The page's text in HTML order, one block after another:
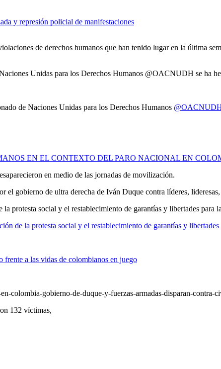
y represión policial de manifestaciones
de derechos humanos que han tenido lugar en la última
Unidas para los Derechos Humanos @OACNUDH se ha
de Naciones Unidas para los Derechos Humanos
EN EL CONTEXTO DEL PARO NACIONAL EN
en medio de las jornadas de movilización.
gobierno de ultra derecha de Iván Duque contra líderes,
protesta social y el restablecimiento de garantías y libertades para
de la protesta social y el restablecimiento de garantías y
frente a las vidas de colombianos en juego
colombia-gobierno-de-duque-y-fuerzas-armadas-disparan-contra-
132 víctimas,